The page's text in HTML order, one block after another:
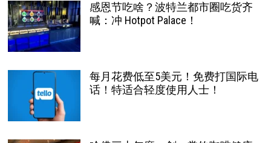
感恩节吃啥？波特兰都市圈吃货齐
喊：冲 Hotpot Palace！
每月花费低至5美元！免费打国际电
话！特适合轻度使用人士！